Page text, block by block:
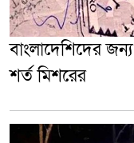
বাংলাদেশিদের
শর্ত মিশরের